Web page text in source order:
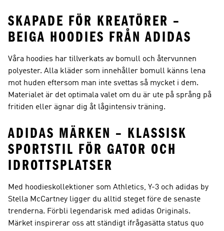
SKAPADE FÖR KREATÖRER –
BEIGA HOODIES FRÅN ADIDAS
Våra hoodies har tillverkats av bomull och återvunnen
polyester. Alla kläder som innehåller bomull känns lena
mot huden eftersom man inte svettas så mycket i dem.
Materialet är det optimala valet om du är ute på språng på
fritiden eller ägnar dig åt lågintensiv träning.
ADIDAS MÄRKEN – KLASSISK
SPORTSTIL FÖR GATOR OCH
IDROTTSPLATSER
Med hoodieskollektioner som Athletics, Y-3 och adidas by
Stella McCartney ligger du alltid steget före de senaste
trenderna. Förbli legendarisk med adidas Originals.
Märket inspirerar oss att ständigt ifrågasätta status quo